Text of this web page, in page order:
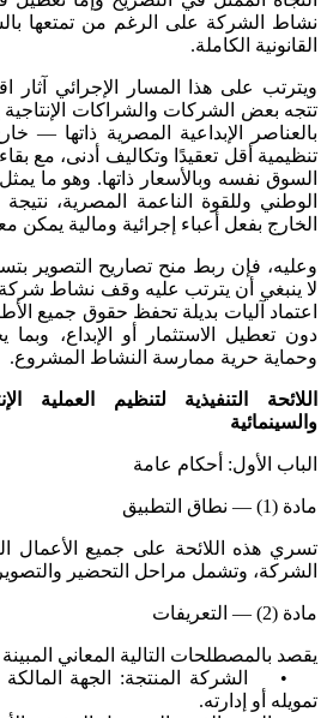
نشاط الشركة على الرغم من تمتعها
القانونية الكاملة.
ويترتب على هذا المسار الإجرائي آثار
تتجه بعض الشركات والشراكات
بالعناصر الإبداعية المصرية ذاتها —
تنظيمية أقل تعقيدًا وتكاليف أدنى، مع
السوق نفسه وبالأسعار ذاتها. وهو ما
الوطني وللقوة الناعمة المصرية،
الخارج بفعل أعباء إجرائية ومالية يمكن
وعليه، فإن ربط منح تصاريح التصوير
لا ينبغي أن يترتب عليه وقف نشاط شركة
اعتماد آليات بديلة تحفظ حقوق جميع
دون تعطيل الاستثمار أو الإبداع، وبما
وحماية حرية ممارسة النشاط المشروع.
اللائحة التنفيذية لتنظيم العملية
والسينمائية
الباب الأول: أحكام عامة
مادة (1) — نطاق التطبيق
تسري هذه اللائحة على جميع الأعمال
الشركة، وتشمل مراحل التحضير والتصوير
مادة (2) — التعريفات
يقصد بالمصطلحات التالية المعاني
• الشركة المنتجة: الجهة
تمويله أو إدارته.